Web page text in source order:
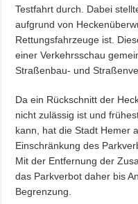
Testfahrt durch. Dabei
aufgrund von
Rettungsfahrzeuge ist.
einer Verkehrsschau
Straßenbau- und
Da ein Rückschnitt der
nicht zulässig ist und
kann, hat die Stadt Hemer
Einschränkung des
Mit der Entfernung der
das Parkverbot daher bis
Begrenzung.